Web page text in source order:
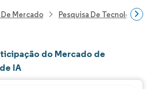
Mercado Pesquisa De Tecnologia,
do Mercado de
IA